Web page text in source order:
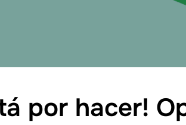
por hacer!